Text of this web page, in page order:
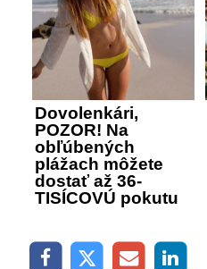
Dovolenkári,
POZOR! Na
obľúbených
plážach môžete
dostať až 36-
TISÍCOVÚ pokutu